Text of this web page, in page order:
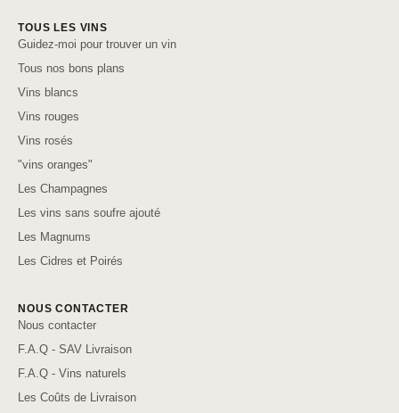
TOUS LES VINS
Guidez-moi pour trouver un vin
Tous nos bons plans
Vins blancs
Vins rouges
Vins rosés
"vins oranges"
Les Champagnes
Les vins sans soufre ajouté
Les Magnums
Les Cidres et Poirés
NOUS CONTACTER
Nous contacter
F.A.Q - SAV Livraison
F.A.Q - Vins naturels
Les Coûts de Livraison